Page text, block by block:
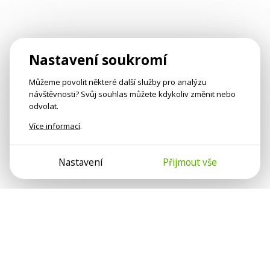
Nastavení soukromí
Můžeme povolit některé další služby pro analýzu
návštěvnosti? Svůj souhlas můžete kdykoliv změnit nebo
odvolat.
Více informací.
Nastavení Přijmout vše